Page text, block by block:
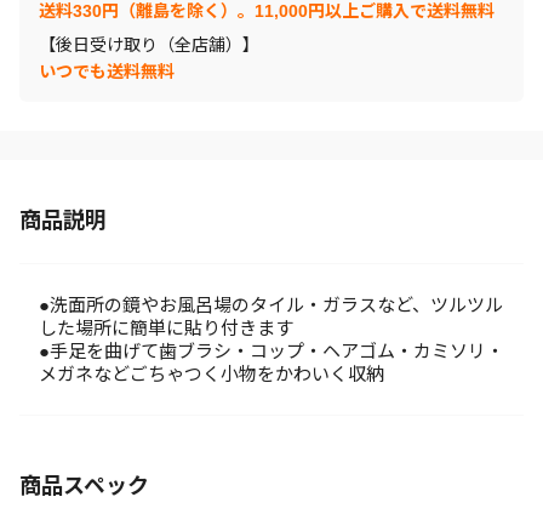
送料330円（離島を除く）。11,000円以上ご購入で送料無料
【後日受け取り（全店舗）】
いつでも送料無料
商品説明
●洗面所の鏡やお風呂場のタイル・ガラスなど、ツルツル
した場所に簡単に貼り付きます
●手足を曲げて歯ブラシ・コップ・ヘアゴム・カミソリ・
メガネなどごちゃつく小物をかわいく収納
商品スペック